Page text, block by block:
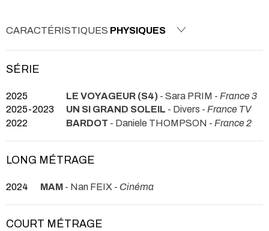
CARACTÉRISTIQUES PHYSIQUES
SÉRIE
2025 LE VOYAGEUR (S4) - Sara PRIM - France 3
2025-2023
UN SI GRAND SOLEIL - Divers - France TV
2022
BARDOT - Daniele THOMPSON - France 2
LONG MÉTRAGE
2024 MAM - Nan FEIX - Cinéma
COURT MÉTRAGE